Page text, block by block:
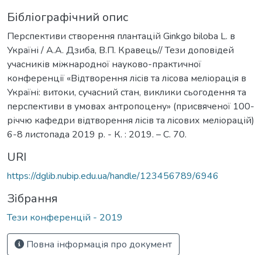
Бібліографічний опис
Перспективи створення плантацій Ginkgo biloba L. в
Україні / А.А. Дзиба, В.П. Кравець// Тези доповідей
учасників міжнародної науково-практичної
конференції «Відтворення лісів та лісова меліорація в
Україні: витоки, сучасний стан, виклики сьогодення та
перспективи в умовах антропоцену» (присвяченої 100-
річчю кафедри відтворення лісів та лісових меліорацій)
6-8 листопада 2019 р. - К. : 2019. – С. 70.
URI
https://dglib.nubip.edu.ua/handle/123456789/6946
Зібрання
Тези конференцій - 2019
Повна інформація про документ